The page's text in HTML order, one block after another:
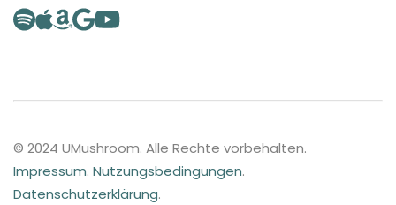
© 2024 UMushroom. Alle Rechte vorbehalten.
Impressum. Nutzungsbedingungen.
Datenschutzerklärung.